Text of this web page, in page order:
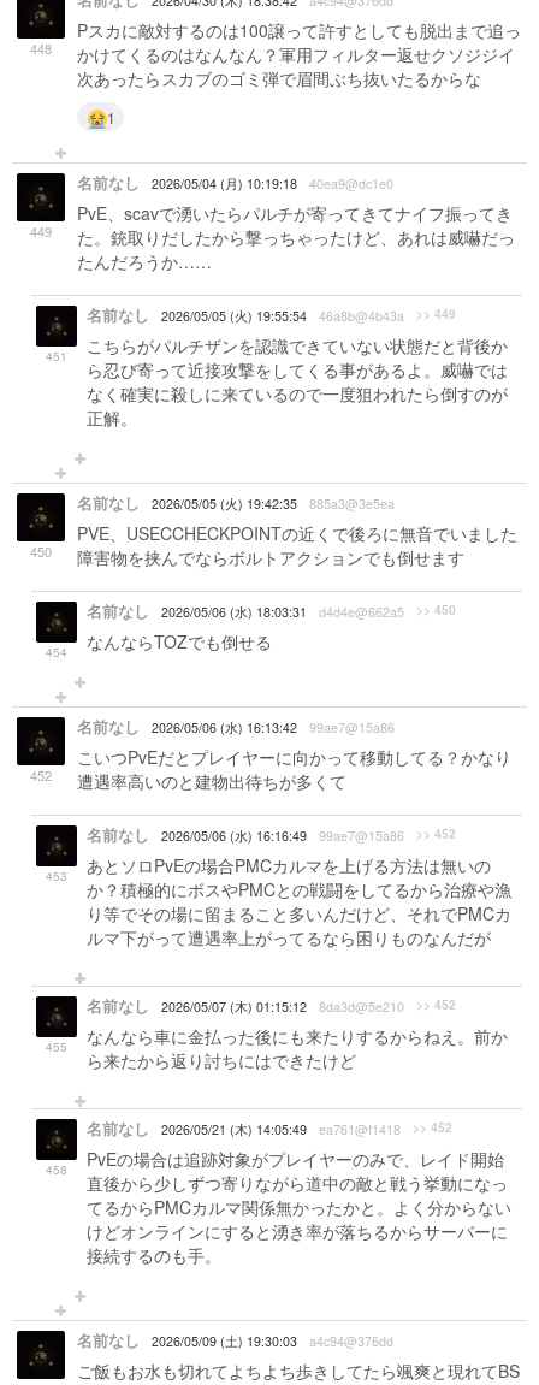
448
Pスカに敵対するのは100譲って許すとしても脱出まで追っ
かけてくるのはなんなん？軍用フィルター返せクソジジイ
次あったらスカブのゴミ弾で眉間ぶち抜いたるからな
1
449
名前なし 2026/05/04 (月) 10:19:18 40ea9@dc1e0
PvE、scavで湧いたらパルチが寄ってきてナイフ振ってき
た。銃取りだしたから撃っちゃったけど、あれは威嚇だっ
たんだろうか……
451
名前なし 2026/05/05 (火) 19:55:54 46a8b@4b43a >> 449
こちらがパルチザンを認識できていない状態だと背後か
ら忍び寄って近接攻撃をしてくる事があるよ。威嚇では
なく確実に殺しに来ているので一度狙われたら倒すのが
正解。
450
名前なし 2026/05/05 (火) 19:42:35 885a3@3e5ea
PVE、USECCHECKPOINTの近くで後ろに無音でいました
障害物を挟んでならボルトアクションでも倒せます
454
名前なし 2026/05/06 (水) 18:03:31 d4d4e@662a5 >> 450
なんならTOZでも倒せる
452
名前なし 2026/05/06 (水) 16:13:42 99ae7@15a86
こいつPvEだとプレイヤーに向かって移動してる？かなり
遭遇率高いのと建物出待ちが多くて
453
名前なし 2026/05/06 (水) 16:16:49 99ae7@15a86 >> 452
あとソロPvEの場合PMCカルマを上げる方法は無いの
か？積極的にボスやPMCとの戦闘をしてるから治療や漁
り等でその場に留まること多いんだけど、それでPMCカ
ルマ下がって遭遇率上がってるなら困りものなんだが
455
名前なし 2026/05/07 (木) 01:15:12 8da3d@5e210 >> 452
なんなら車に金払った後にも来たりするからねえ。前か
ら来たから返り討ちにはできたけど
458
名前なし 2026/05/21 (木) 14:05:49 ea761@f1418 >> 452
PvEの場合は追跡対象がプレイヤーのみで、レイド開始
直後から少しずつ寄りながら道中の敵と戦う挙動になっ
てるからPMCカルマ関係無かったかと。よく分からない
けどオンラインにすると湧き率が落ちるからサーバーに
接続するのも手。
名前なし 2026/05/09 (土) 19:30:03 a4c94@376dd
ご飯もお水も切れてよちよち歩きしてたら颯爽と現れてBS